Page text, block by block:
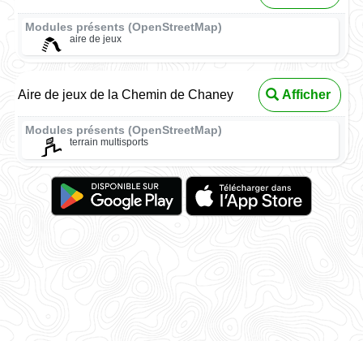
Modules présents (OpenStreetMap)
aire de jeux
Aire de jeux de la Chemin de Chaney Afficher
Modules présents (OpenStreetMap)
terrain multisports